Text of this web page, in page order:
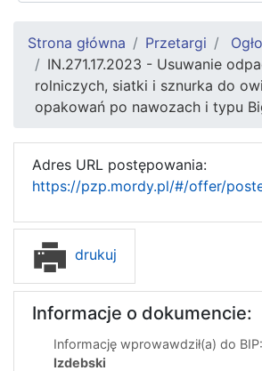
Strona główna Przetargi
IN.271.17.2023 - Usuwanie
rolniczych, siatki i sznurka do
opakowań po nawozach i typu
Adres URL postępowania:
https://pzp.mordy.pl/#/offer/
drukuj
Informacje o dokumencie:
Informację wprowawdził(a) do BIP:
Izdebski